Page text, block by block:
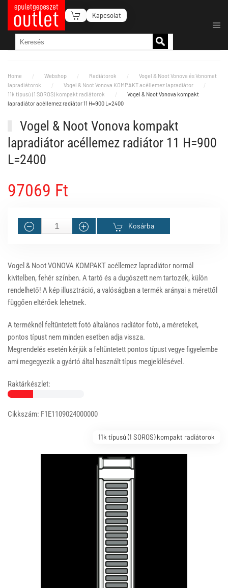
Fő tartalom átugrása
Kapcsolat
Home Webshop Radiátorok
Vogel & Noot Vonova és Vonomat
lapradiátorok
Vogel & Noot Vonova KOMPAKT acéllemez lapradiátor
11k tipusú (1 SOROS) kompakt radiátorok
Vogel & Noot Vonova kompakt
lapradiátor acéllemez radiátor 11 H=900 L=2400
Vogel & Noot Vonova kompakt
lapradiátor acéllemez radiátor 11 H=900
L=2400
97069 Ft
Kosárba
Vogel & Noot VONOVA KOMPAKT acéllemez lapradiátor normál
kivitelben, fehér színben. A tartó és a dugószett nem tartozék, külön
rendelhető! A kép illusztráció, a valóságban a termék arányai a mérettől
függően eltérőek lehetnek.
A terméknél feltűntetett fotó általános radiátor fotó, a méreteket,
pontos típust nem minden esetben adja vissza.
Megrendelés esetén kérjük a feltüntetett pontos típust vegye figyelembe
ami megegyezik a gyártó által használt típus megjelölésével.
Raktárkészlet:
Cikkszám: F1E1109024000000
11k tipusú (1 SOROS) kompakt radiátorok